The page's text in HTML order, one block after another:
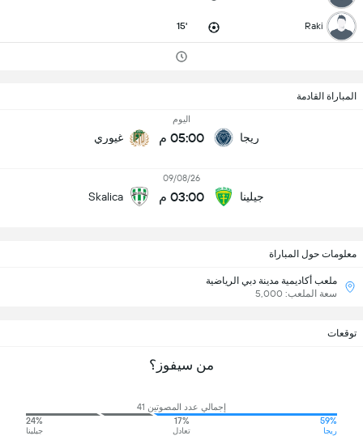
Raki
15'
المباراة القادمة
ريجا
اليوم
05:00 م غيوري
جيلينا
09/08/26
03:00 م Skalica
معلومات حول المباراة
ملعب أكاديمية مدينة دبي الرياضية
سعة الملعب: 5,000
توقعات
من سيفوز؟
إجمالي عدد المصوتين 41
59%
ريجا
17%
تعادل
24%
جيلينا